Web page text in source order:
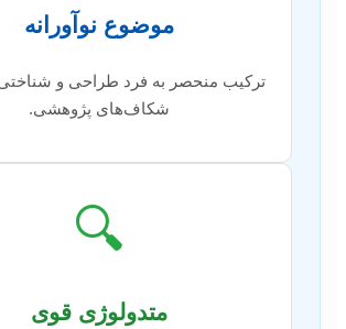
موضوع نوآورانه
ترکیب منحصر به فرد طراحی و
شکاف‌های پژوهشی.
🔍
متدولوژی قوی